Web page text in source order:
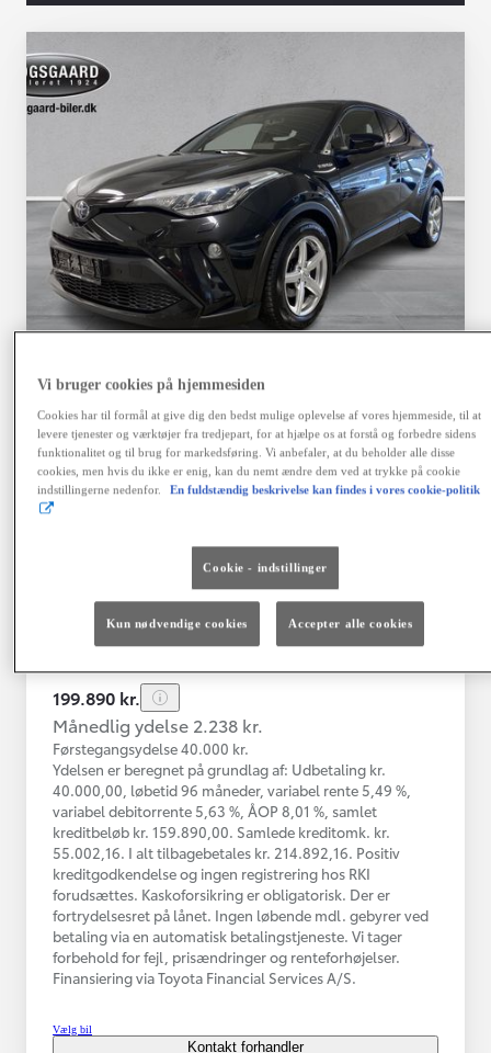
Toyota C-HR
Toyota C-HR 1B SUV 5-dørs 1.8 hybrid (122 hk) aut. gear C-LUB -
Herlev
HYBRID
76.000 km
Hybrid Benzin
Geartype
Automatisk
gearkasse
Vis mere
199.890 kr.
Månedlig ydelse 2.238 kr.
Førstegangsydelse 40.000 kr.
Ydelsen er beregnet på grundlag af: Udbetaling kr.
40.000,00, løbetid 96 måneder, variabel rente 5,49 %,
variabel debitorrente 5,63 %, ÅOP 8,01 %, samlet
kreditbeløb kr. 159.890,00. Samlede kreditomk. kr.
55.002,16. I alt tilbagebetales kr. 214.892,16. Positiv
kreditgodkendelse og ingen registrering hos RKI
forudsættes. Kaskoforsikring er obligatorisk. Der er
fortrydelsesret på lånet. Ingen løbende mdl. gebyrer ved
betaling via en automatisk betalingstjeneste. Vi tager
forbehold for fejl, prisændringer og renteforhøjelser.
Finansiering via Toyota Financial Services A/S.
Vælg bil
Kontakt forhandler
Vi bruger cookies på hjemmesiden
Cookies har til formål at give dig den bedst mulige oplevelse af vores hjemmeside, til at
levere tjenester og værktøjer fra tredjepart, for at hjælpe os at forstå og forbedre sidens
funktionalitet og til brug for markedsføring. Vi anbefaler, at du beholder alle disse
cookies, men hvis du ikke er enig, kan du nemt ændre dem ved at trykke på cookie
indstillingerne nedenfor.
En fuldstændig beskrivelse kan findes i vores cookie-politik
Cookie - indstillinger
Kun nødvendige cookies Accepter alle cookies